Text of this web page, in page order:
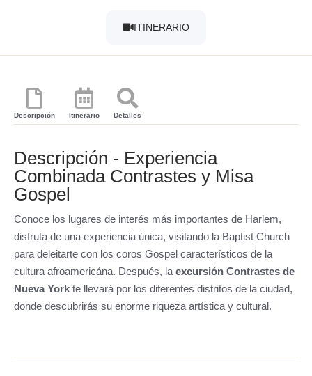
ITINERARIO
Descripción Itinerario Detalles
Descripción - Experiencia
Combinada Contrastes y Misa
Gospel
Conoce los lugares de interés más importantes de Harlem,
disfruta de una experiencia única, visitando la Baptist Church
para deleitarte con los coros Gospel característicos de la
cultura afroamericána. Después, la excursión Contrastes de
Nueva York te llevará por los diferentes distritos de la ciudad,
donde descubrirás su enorme riqueza artística y cultural.